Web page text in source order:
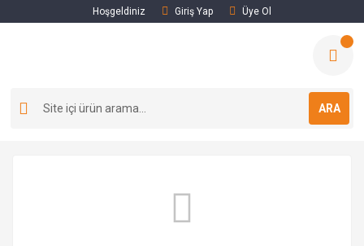
Hoşgeldiniz Giriş Yap Üye Ol
ARA